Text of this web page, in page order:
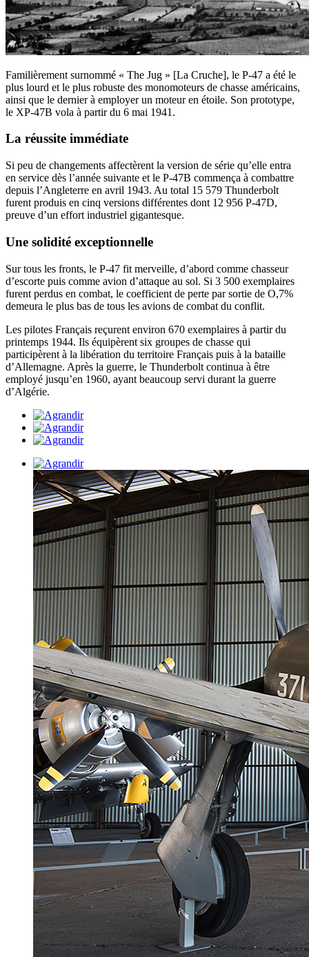
Familièrement surnommé « The Jug » [La Cruche], le P-47 a été le
plus lourd et le plus robuste des monomoteurs de chasse américains,
ainsi que le dernier à employer un moteur en étoile. Son prototype,
le XP-47B vola à partir du 6 mai 1941.
La réussite immédiate
Si peu de changements affectèrent la version de série qu’elle entra
en service dès l’année suivante et le P-47B commença à combattre
depuis l’Angleterre en avril 1943. Au total 15 579 Thunderbolt
furent produis en cinq versions différentes dont 12 956 P-47D,
preuve d’un effort industriel gigantesque.
Une solidité exceptionnelle
Sur tous les fronts, le P-47 fit merveille, d’abord comme chasseur
d’escorte puis comme avion d’attaque au sol. Si 3 500 exemplaires
furent perdus en combat, le coefficient de perte par sortie de O,7%
demeura le plus bas de tous les avions de combat du conflit.
Les pilotes Français reçurent environ 670 exemplaires à partir du
printemps 1944. Ils équipèrent six groupes de chasse qui
participèrent à la libération du territoire Français puis à la bataille
d’Allemagne. Après la guerre, le Thunderbolt continua à être
employé jusqu’en 1960, ayant beaucoup servi durant la guerre
d’Algérie.